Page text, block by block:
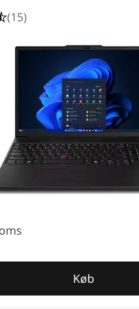
(15)
Køb